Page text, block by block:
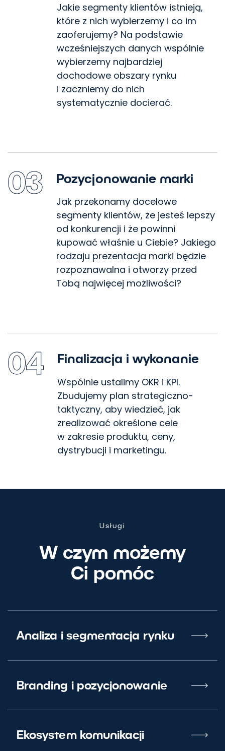
Jakie segmenty klientów istnieją,
które z nich wybierzemy i co im
zaoferujemy? Na podstawie
wcześniejszych danych wspólnie
wybierzemy najbardziej
dochodowe obszary rynku
i zaczniemy do nich
systematycznie docierać.
03 Pozycjonowanie marki
Jak przekonamy docelowe
segmenty klientów, że jesteś lepszy
od konkurencji i że powinni
kupować właśnie u Ciebie? Jakiego
rodzaju prezentacja marki będzie
rozpoznawalna i otworzy przed
Tobą najwięcej możliwości?
04 Finalizacja i wykonanie
Wspólnie ustalimy OKR i KPI.
Zbudujemy plan strategiczno-
taktyczny, aby wiedzieć, jak
zrealizować określone cele
w zakresie produktu, ceny,
dystrybucji i marketingu.
Usługi
W czym możemy
Ci pomóc
Analiza i segmentacja rynku
Branding i pozycjonowanie
Ekosystem komunikacji
Usprawnimy Twój
marketing